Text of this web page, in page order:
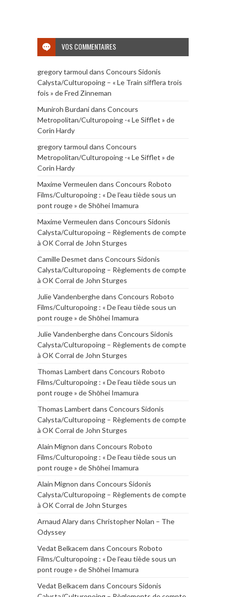
VOS COMMENTAIRES
gregory tarmoul dans Concours Sidonis
Calysta/Culturopoing – « Le Train sifflera trois
fois » de Fred Zinneman
Muniroh Burdanidans Concours
Metropolitan/Culturopoing -« Le Sifflet » de
Corin Hardy
gregory tarmoul dans Concours
Metropolitan/Culturopoing -« Le Sifflet » de
Corin Hardy
Maxime Vermeulen dans Concours Roboto
Films/Culturopoing : « De l’eau tiède sous un
pont rouge » de Shōhei Imamura
Maxime Vermeulen dans Concours Sidonis
Calysta/Culturopoing – Règlements de compte
à OK Corral de John Sturges
Camille Desmet dans Concours Sidonis
Calysta/Culturopoing – Règlements de compte
à OK Corral de John Sturges
Julie Vandenberghedans Concours Roboto
Films/Culturopoing : « De l’eau tiède sous un
pont rouge » de Shōhei Imamura
Julie Vandenberghedans Concours Sidonis
Calysta/Culturopoing – Règlements de compte
à OK Corral de John Sturges
Thomas Lambert dans Concours Roboto
Films/Culturopoing : « De l’eau tiède sous un
pont rouge » de Shōhei Imamura
Thomas Lambert dans Concours Sidonis
Calysta/Culturopoing – Règlements de compte
à OK Corral de John Sturges
Alain Mignon dans Concours Roboto
Films/Culturopoing : « De l’eau tiède sous un
pont rouge » de Shōhei Imamura
Alain Mignon dans Concours Sidonis
Calysta/Culturopoing – Règlements de compte
à OK Corral de John Sturges
Arnaud Alarydans Christopher Nolan – The
Odyssey
Vedat Belkacem dans Concours Roboto
Films/Culturopoing : « De l’eau tiède sous un
pont rouge » de Shōhei Imamura
Vedat Belkacem dans Concours Sidonis